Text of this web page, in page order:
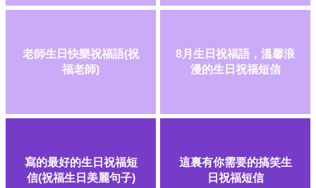
老師生日快樂祝福語(祝
福老師)
8月生日祝福語，溫馨浪
漫的生日祝福短信
寫的最好的生日祝福短
信(祝福生日美麗句子)
這裏有你需要的搞笑生
日祝福短信